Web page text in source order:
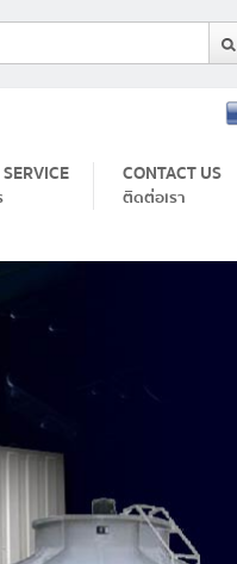
CONTACT US
ติดต่อเรา